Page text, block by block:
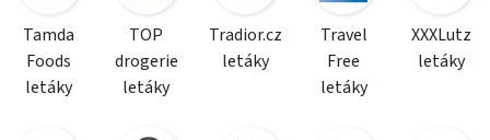
Tamda
Foods
letáky
TOP
drogerie
letáky
Tradior.cz
letáky
Travel
Free
letáky
XXXLutz
letáky